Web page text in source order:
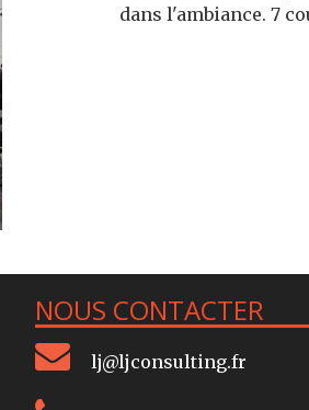
dans l'ambiance. 7
NOUS CONTACTER
lj@ljconsulting.fr